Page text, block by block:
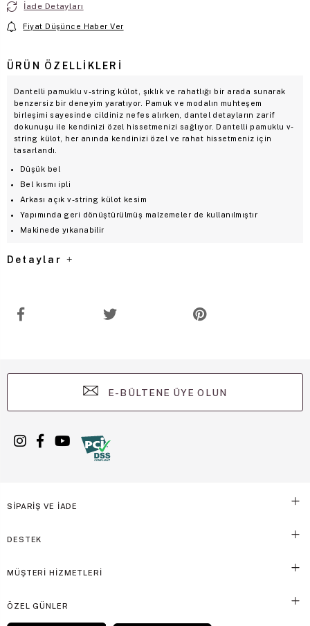
İade Detayları
Fiyat Düşünce Haber Ver
ÜRÜN ÖZELLIKLERI
Dantelli pamuklu v-string külot, şıklık ve rahatlığı bir arada sunarak
benzersiz bir deneyim yaratıyor. Pamuk ve modalın muhteşem
birleşimi sayesinde cildiniz nefes alırken, dantel detayların zarif
dokunuşu ile kendinizi özel hissetmenizi sağlıyor. Dantelli pamuklu v-
string külot, her anında kendinizi özel ve rahat hissetmeniz için
tasarlandı.
Düşük bel
Bel kısmı ipli
Arkası açık v-string külot kesim
Yapımında geri dönüştürülmüş malzemeler de kullanılmıştır
Makinede yıkanabilir
Detaylar
E-BÜLTENE ÜYE OLUN
SİPARİŞ VE İADE
DESTEK
MÜŞTERİ HİZMETLERİ
ÖZEL GÜNLER